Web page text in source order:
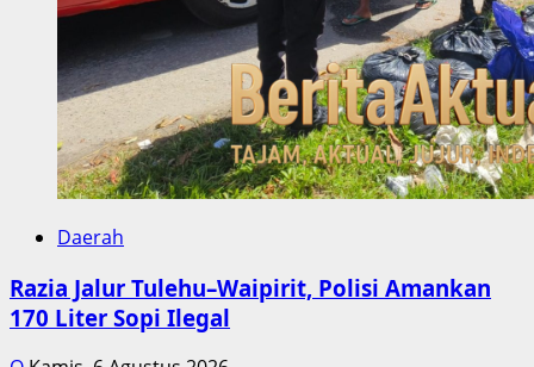
Daerah
Razia Jalur Tulehu–Waipirit, Polisi Amankan
170 Liter Sopi Ilegal